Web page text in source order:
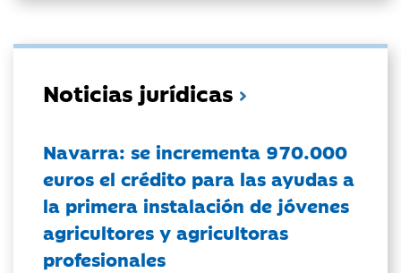
Noticias jurídicas
Navarra: se incrementa 970.000
euros el crédito para las ayudas a
la primera instalación de jóvenes
agricultores y agricultoras
profesionales